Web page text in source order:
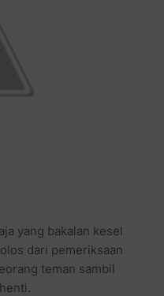
yang bakalan kesel
dari pemeriksaan
teman sambil